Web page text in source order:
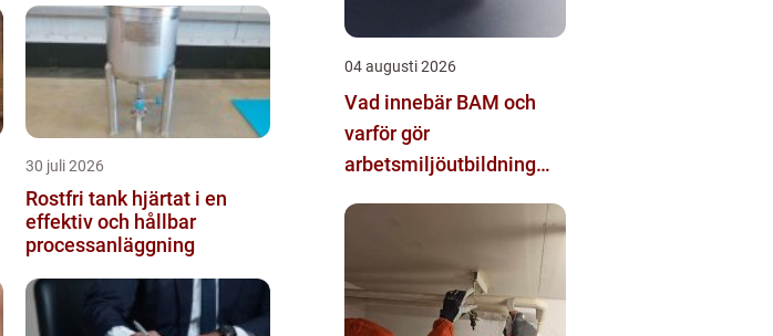
30 juli 2026
Rostfri tank hjärtat i en
effektiv och hållbar
processanläggning
04 augusti 2026
Vad innebär BAM och
varför gör
arbetsmiljöutbildning